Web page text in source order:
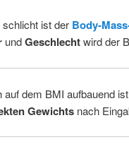
schlicht ist der Body-
undGeschlechtwird der
auf dem BMI aufbauend
Gewichts nach